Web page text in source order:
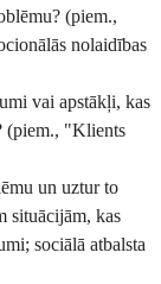
(piem.,
nolaidības
vai apstākļi, kas
(piem., "Klients
un uztur to
situācijām, kas
sociālā atbalsta